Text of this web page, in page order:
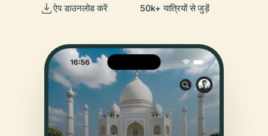
ऐप डाउनलोड करें 50k+ यात्रियों से जुड़ें